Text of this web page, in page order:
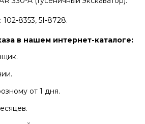
8353, 5I-8728.
в нашем интернет-каталоге:
от 1 дня.